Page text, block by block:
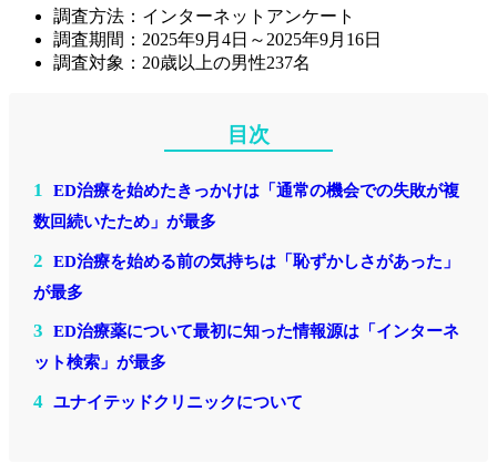
調査方法：インターネットアンケート
調査期間：2025年9月4日～2025年9月16日
調査対象：20歳以上の男性237名
目次
1 ED治療を始めたきっかけは「通常の機会での失敗が複
数回続いたため」が最多
2 ED治療を始める前の気持ちは「恥ずかしさがあった」
が最多
3 ED治療薬について最初に知った情報源は「インターネ
ット検索」が最多
4 ユナイテッドクリニックについて